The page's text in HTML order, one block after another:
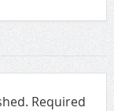
Required